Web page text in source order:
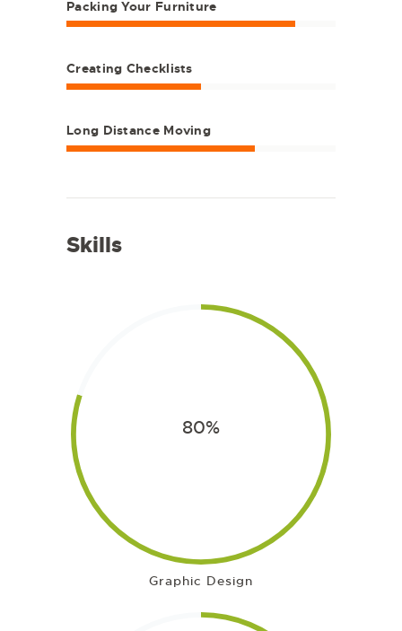
Packing Your Furniture
Creating Checklists
Long Distance Moving
Skills
80%
Graphic Design